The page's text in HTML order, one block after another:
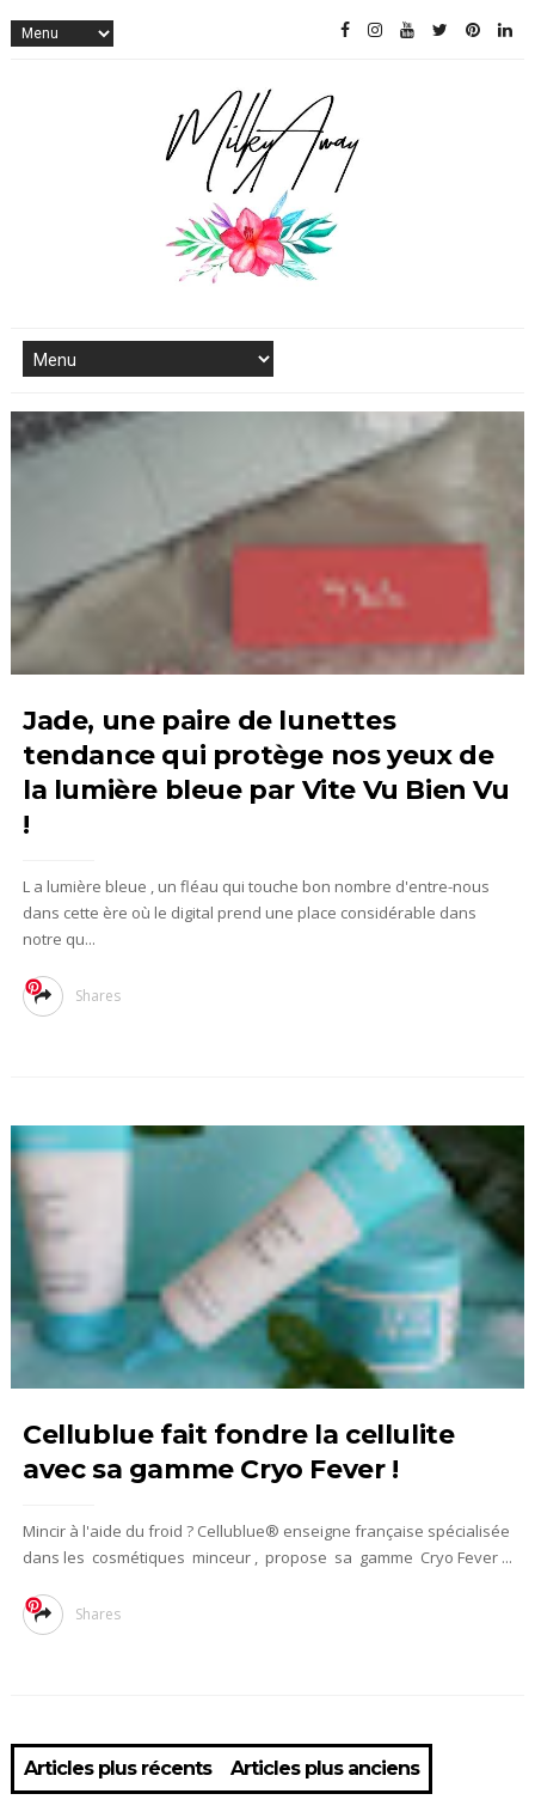
Jade, une paire de lunettes
tendance qui protège nos yeux de
la lumière bleue par Vite Vu Bien Vu
!
L a lumière bleue , un fléau qui touche bon nombre d'entre-nous
dans cette ère où le digital prend une place considérable dans
notre qu...
Shares
Cellublue fait fondre la cellulite
avec sa gamme Cryo Fever !
Mincir à l'aide du froid ? Cellublue® enseigne française spécialisée
dans les cosmétiques minceur , propose sa gamme Cryo Fever ...
Shares
Articles plus récents Articles plus anciens